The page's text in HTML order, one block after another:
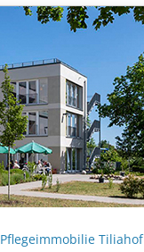
Pflegeimmobilie Tiliahof